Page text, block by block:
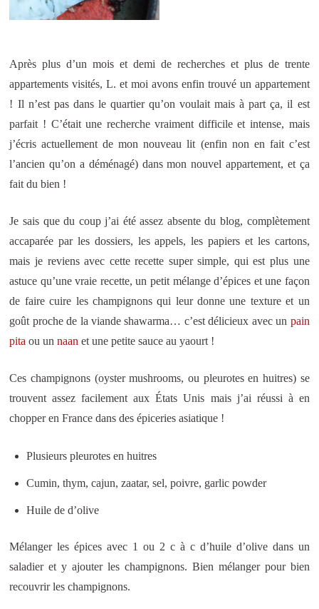
Après plus d’un mois et demi de recherches et plus de trente
appartements visités, L. et moi avons enfin trouvé un appartement
! Il n’est pas dans le quartier qu’on voulait mais à part ça, il est
parfait ! C’était une recherche vraiment difficile et intense, mais
j’écris actuellement de mon nouveau lit (enfin non en fait c’est
l’ancien qu’on a déménagé) dans mon nouvel appartement, et ça
fait du bien !
Je sais que du coup j’ai été assez absente du blog, complètement
accaparée par les dossiers, les appels, les papiers et les cartons,
mais je reviens avec cette recette super simple, qui est plus une
astuce qu’une vraie recette, un petit mélange d’épices et une façon
de faire cuire les champignons qui leur donne une texture et un
goût proche de la viande shawarma… c’est délicieux avec un pain
pita ou unnaan et une petite sauce au yaourt !
Ces champignons (oyster mushrooms, ou pleurotes en huitres) se
trouvent assez facilement aux États Unis mais j’ai réussi à en
chopper en France dans des épiceries asiatique !
Plusieurs pleurotes en huitres
Cumin, thym, cajun, zaatar, sel, poivre, garlic powder
Huile de d’olive
Mélanger les épices avec 1 ou 2 c à c d’huile d’olive dans un
saladier et y ajouter les champignons. Bien mélanger pour bien
recouvrir les champignons.